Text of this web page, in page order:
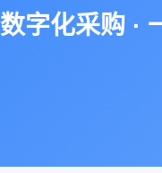
字化采购 ·